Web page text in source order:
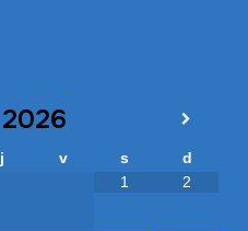
2026
j v s
d
1
2